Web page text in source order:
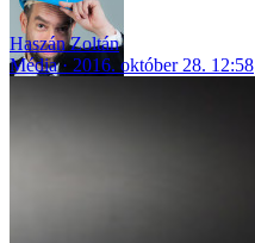
Haszán Zoltán
Média
2016. október 28. 12:58